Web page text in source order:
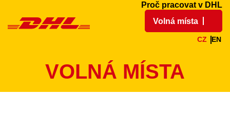
Proč pracovat v DHL
Volná místa
CZ EN
VOLNÁ MÍSTA